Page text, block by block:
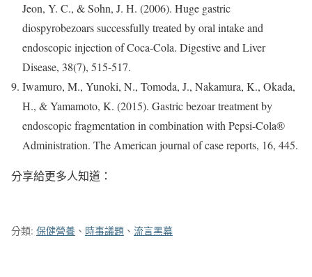
Jeon, Y. C., & Sohn, J. H. (2006). Huge gastric
diospyrobezoars successfully treated by oral intake and
endoscopic injection of Coca-Cola. Digestive and Liver
Disease, 38(7), 515-517.
Iwamuro, M., Yunoki, N., Tomoda, J., Nakamura, K., Okada,
H., & Yamamoto, K. (2015). Gastric bezoar treatment by
endoscopic fragmentation in combination with Pepsi-Cola®
Administration. The American journal of case reports, 16, 445.
分享給更多人知道：
分類: 保健營養 、 時事議題 、 流言黑幕